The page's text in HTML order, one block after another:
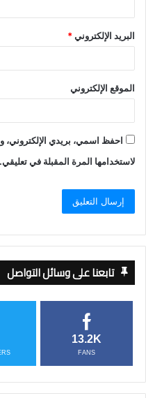
البريد الإلكتروني*
الموقع الإلكتروني
احفظ اسمي، بريدي الإلكتروني،
لاستخدامها المرة المقبلة في تعليقي.
تابعنا على وسائل التواصل
13.2K
FANS